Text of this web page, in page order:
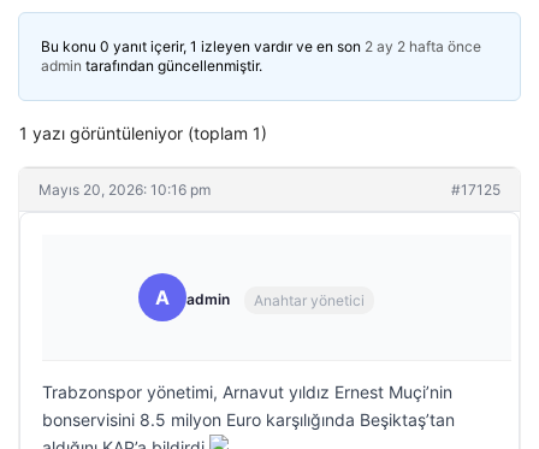
Bu konu 0 yanıt içerir, 1 izleyen vardır ve en son 2 ay 2 hafta önce
admin tarafından güncellenmiştir.
1 yazı görüntüleniyor (toplam 1)
Mayıs 20, 2026: 10:16 pm #17125
A admin Anahtar yönetici
Trabzonspor yönetimi, Arnavut yıldız Ernest Muçi’nin
bonservisini 8.5 milyon Euro karşılığında Beşiktaş’tan